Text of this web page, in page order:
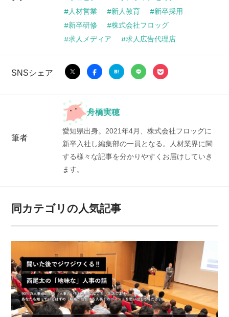
人材営業
新人教育
新卒採用
新卒研修
株式会社フロッグ
求人メディア
求人広告代理店
SNSシェア
筆者
舟橋実穂
愛知県出身。2021年4月、株式会社フロッグに
新卒入社し編集部の一員となる。人材業界に関
する様々な記事を分かりやすくお届けしていき
ます。
同カテゴリの人気記事